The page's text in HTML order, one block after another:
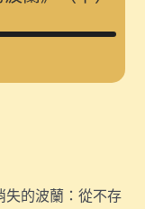
波蘭商船？｜
？｜談《拒絕
｜談《拒絕
失的波蘭：從不存